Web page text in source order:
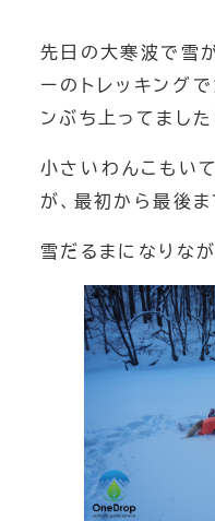
先日の大寒波で雪
ーのトレッキング
ンぶち上ってまし
小さいわんこもい
が、最初から最後ま
雪だるまになりながら